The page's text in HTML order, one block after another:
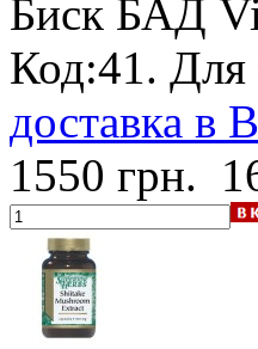
Биск БАД
Код:41. Для
доставка в
1550 грн.